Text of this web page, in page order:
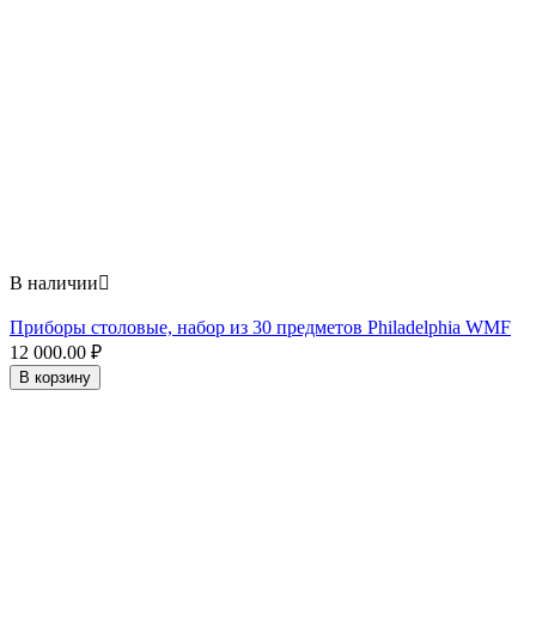
В наличии
Приборы столовые, набор из 30 предметов Philadelphia WMF
12 000.00 ₽
В корзину